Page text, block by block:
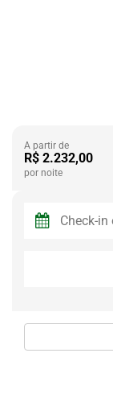
A partir de
R$ 2.232,00
por noite